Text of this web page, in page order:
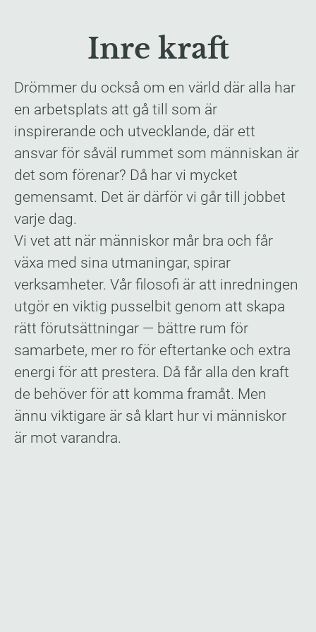
Inre kraft
Drömmer du också om en värld där alla har
en arbetsplats att gå till som är
inspirerande och utvecklande, där ett
ansvar för såväl rummet som människan är
det som förenar? Då har vi mycket
gemensamt. Det är därför vi går till jobbet
varje dag.
Vi vet att när människor mår bra och får
växa med sina utmaningar, spirar
verksamheter. Vår filosofi är att inredningen
utgör en viktig pusselbit genom att skapa
rätt förutsättningar — bättre rum för
samarbete, mer ro för eftertanke och extra
energi för att prestera. Då får alla den kraft
de behöver för att komma framåt. Men
ännu viktigare är så klart hur vi människor
är mot varandra.